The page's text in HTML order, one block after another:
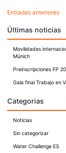
de
entradas
Entradas anteriores
Últimas noticias
Movilidades
Múnich
Preinscripciones FP
Gala final Trabajo en
Categorias
Noticias
Sin categorizar
Water Challenge ES